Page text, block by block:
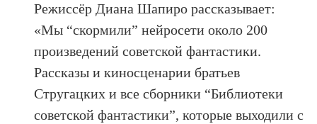
Режиссёр Диана Шапиро рассказывает:
«Мы “скормили” нейросети около 200
произведений советской фантастики.
Рассказы и киносценарии братьев
Стругацких и все сборники “Библиотеки
советской фантастики”, которые выходили с